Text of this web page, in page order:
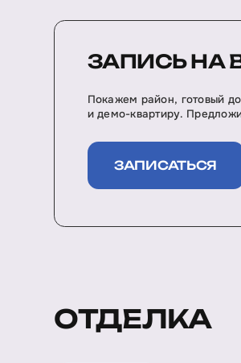
ЗАПИСЬ НА
Покажем район, готовый
и демо-квартиру.
ЗАПИСАТЬСЯ
ОТДЕЛКА